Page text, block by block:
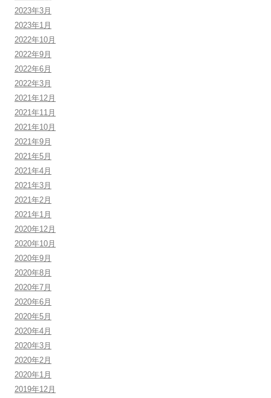
2023年3月
2023年1月
2022年10月
2022年9月
2022年6月
2022年3月
2021年12月
2021年11月
2021年10月
2021年9月
2021年5月
2021年4月
2021年3月
2021年2月
2021年1月
2020年12月
2020年10月
2020年9月
2020年8月
2020年7月
2020年6月
2020年5月
2020年4月
2020年3月
2020年2月
2020年1月
2019年12月